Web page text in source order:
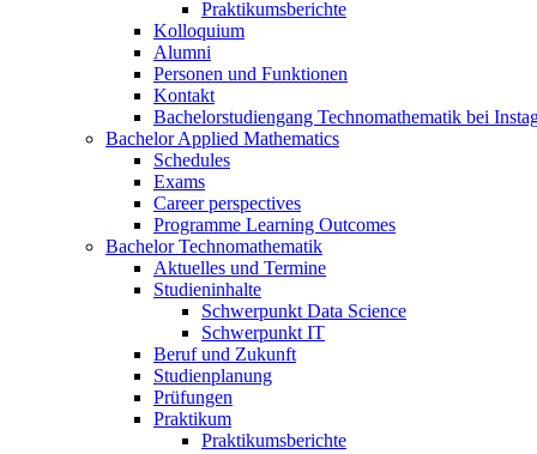
Praktikumsberichte
Kolloquium
Alumni
Personen und Funktionen
Kontakt
Bachelorstudiengang Technomathematik bei
Bachelor Applied Mathematics
Schedules
Exams
Career perspectives
Programme Learning Outcomes
Bachelor Technomathematik
Aktuelles und Termine
Studieninhalte
Schwerpunkt Data Science
Schwerpunkt IT
Beruf und Zukunft
Studienplanung
Prüfungen
Praktikum
Praktikumsberichte